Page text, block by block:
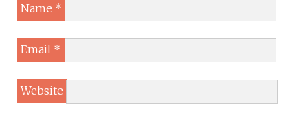
Name *
Email *
Website